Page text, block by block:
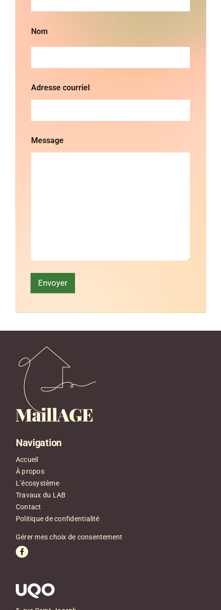
Adresse courriel
Message
Envoyer
Navigation
Accueil
À propos
L’écosystème
Travaux du LAB
Contact
Politique de confidentialité
Gérer mes choix de consentement